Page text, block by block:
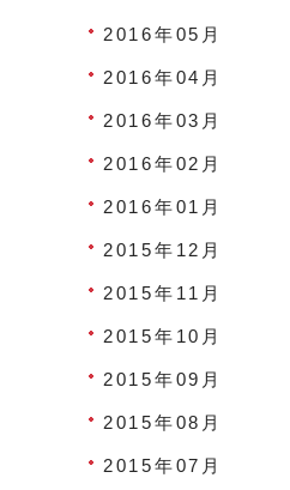
2016年05月
2016年04月
2016年03月
2016年02月
2016年01月
2015年12月
2015年11月
2015年10月
2015年09月
2015年08月
2015年07月